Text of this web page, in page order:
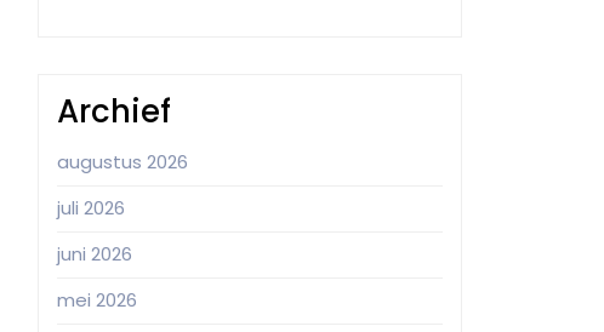
Archief
augustus 2026
juli 2026
juni 2026
mei 2026